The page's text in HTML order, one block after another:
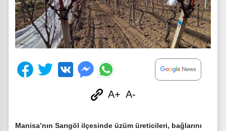
A+ A-
Manisa’nın Sarıgöl ilçesinde üzüm üreticileri, bağlarını